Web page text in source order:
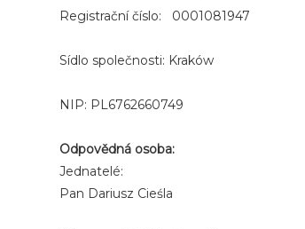
Registrační číslo: 0001081947
Sídlo společnosti: Kraków
NIP: PL6762660749
Odpovědná osoba:
Jednatelé:
Pan Dariusz Cieśla